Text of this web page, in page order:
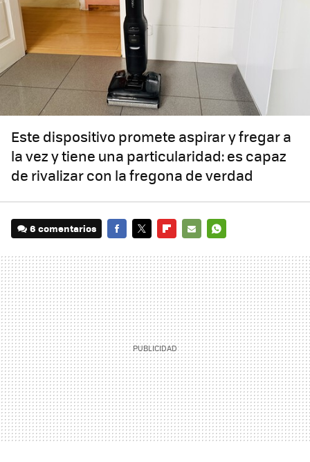
Este dispositivo promete aspirar y fregar a
la vez y tiene una particularidad: es capaz
de rivalizar con la fregona de verdad
6 comentarios
MAIL